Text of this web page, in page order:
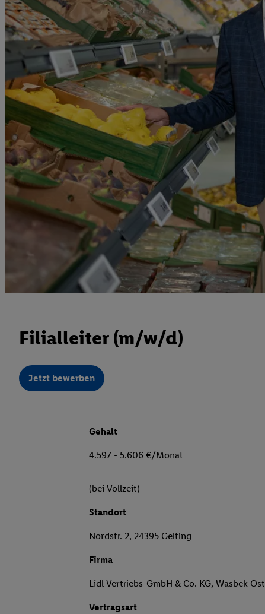
Filialleiter (m/w/d)
Jetzt bewerben
Gehalt
4.597 - 5.606 €/Monat
(bei Vollzeit)
Standort
Nordstr. 2, 24395 Gelting
Firma
Lidl Vertriebs-GmbH & Co. KG, Wasbek Ost
Vertragsart